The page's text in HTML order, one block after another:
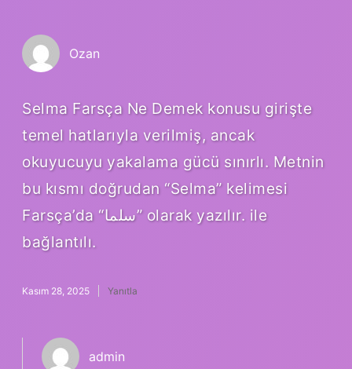
Ozan
Selma Farsça Ne Demek konusu girişte
temel hatlarıyla verilmiş, ancak
okuyucuyu yakalama gücü sınırlı. Metnin
bu kısmı doğrudan “Selma” kelimesi
Farsça’da “سلما” olarak yazılır. ile
bağlantılı.
Kasım 28, 2025 Yanıtla
admin